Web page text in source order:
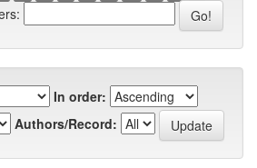
In order:
Authors/Record: